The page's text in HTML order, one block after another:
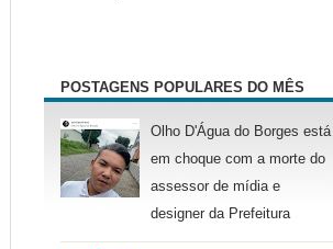
POSTAGENS POPULARES DO MÊS
Olho D'Água do Borges está
em choque com a morte do
assessor de mídia e
designer da Prefeitura